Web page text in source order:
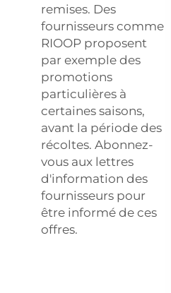
remises. Des
fournisseurs comme
RIOOP proposent
par exemple des
promotions
particulières à
certaines saisons,
avant la période des
récoltes. Abonnez-
vous aux lettres
d'information des
fournisseurs pour
être informé de ces
offres.